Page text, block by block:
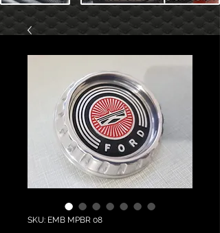
SKU: EMB MPBR 08